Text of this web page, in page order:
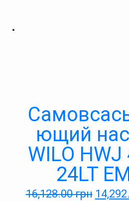
ющий
WILO HWJ
24LT
16,128.00грн